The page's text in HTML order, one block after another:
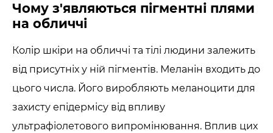
Чому з'являються пігментні плями
на обличчі
Колір шкіри на обличчі та тілі людини залежить
від присутніх у ній пігментів. Меланін входить до
цього числа. Його виробляють меланоцити для
захисту епідермісу від впливу
ультрафіолетового випромінювання. Вплив цих